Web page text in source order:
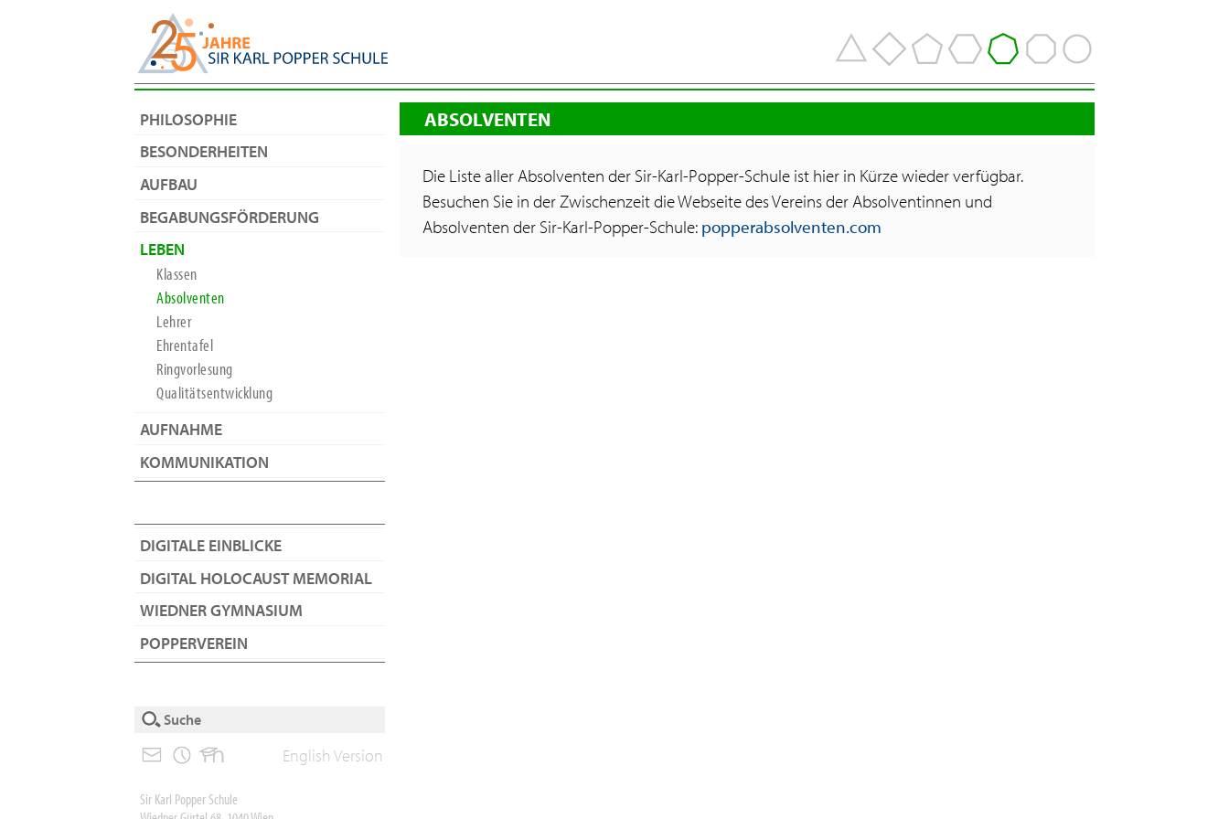
PHILOSOPHIE
BESONDERHEITEN
AUFBAU
BEGABUNGSFÖRDERUNG
LEBEN
Klassen
Absolventen
Lehrer
Ehrentafel
Ringvorlesung
Qualitätsentwicklung
AUFNAHME
KOMMUNIKATION
DIGITALE EINBLICKE
DIGITAL HOLOCAUST MEMORIAL
WIEDNER GYMNASIUM
POPPERVEREIN
English Version
Sir Karl Popper Schule
ABSOLVENTEN
Die Liste aller Absolventen der Sir-Karl-Popper-Schule ist hier in Kürze wieder verfügbar.
Besuchen Sie in der Zwischenzeit die Webseite des Vereins der Absolventinnen und
Absolventen der Sir-Karl-Popper-Schule: popperabsolventen.com